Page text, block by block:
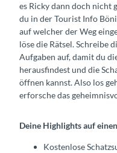
es Ricky dann doch nicht
du in der Tourist Info
auf welcher der Weg
löse die Rätsel. Schreibe
Aufgaben auf, damit du
herausfindest und die
öffnen kannst. Also los
erforsche das
Deine Highlights auf
Kostenlose